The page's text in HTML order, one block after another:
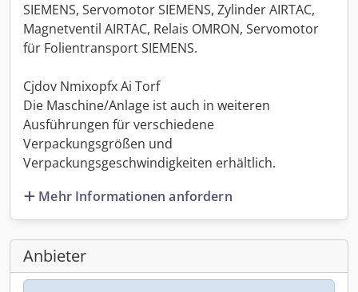
SIEMENS, Servomotor SIEMENS, Zylinder AIRTAC,
Magnetventil AIRTAC, Relais OMRON, Servomotor
für Folientransport SIEMENS.
Cjdov Nmixopfx Ai Torf
Die Maschine/Anlage ist auch in weiteren
Ausführungen für verschiedene
Verpackungsgrößen und
Verpackungsgeschwindigkeiten erhältlich.
Mehr Informationen anfordern
Anbieter